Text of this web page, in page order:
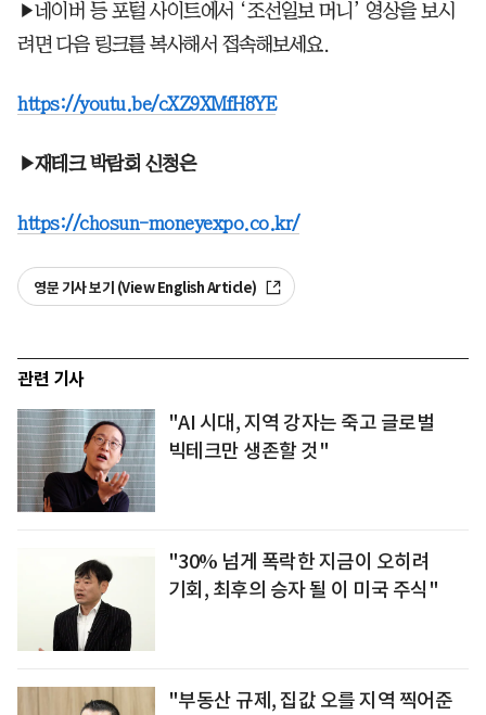
▶네이버 등 포털 사이트에서 ‘조선일보 머니’ 영상을 보시
려면 다음 링크를 복사해서 접속해보세요.
https://youtu.be/cXZ9XMfH8YE
▶재테크 박람회 신청은
https://chosun-moneyexpo.co.kr/
영문 기사 보기 (View English Article)
관련 기사
"AI 시대, 지역 강자는 죽고 글로벌
빅테크만 생존할 것"
"30% 넘게 폭락한 지금이 오히려
기회, 최후의 승자 될 이 미국 주식"
"부동산 규제, 집값 오를 지역 찍어준